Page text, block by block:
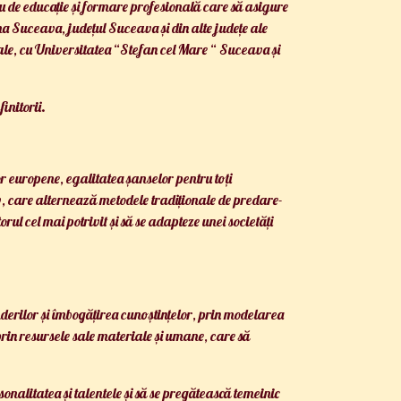
educație și formare profesională care să asigure
Suceava, județul Suceava și din alte județe ale
cu Universitatea “Stefan cel Mare “ Suceava și
egalitatea șanselor pentru toți
alternează metodele tradiționale de predare-
cel mai potrivit și să se adapteze unei societăți
și îmbogățirea cunoștințelor, prin modelarea
resursele sale materiale și umane, care să
și talentele și să se pregătească temeinic